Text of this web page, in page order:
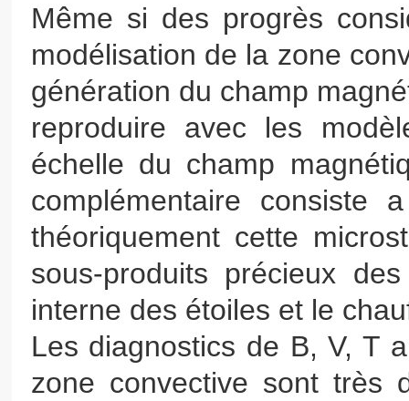
Même si des progrès
modélisation de la zone
génération du champ
reproduire avec les
échelle du champ
complémentaire consiste
théoriquement cette
sous-produits précieux
interne des étoiles et le
Les diagnostics de B, V, T
zone convective sont très